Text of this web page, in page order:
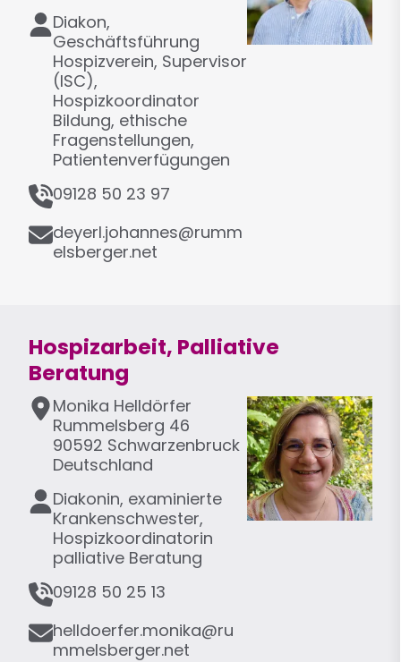
sF
u
Diakon,
Geschäftsführung
Hospizverein, Supervisor
(ISC),
Hospizkoordinator
Bildung, ethische
Fragenstellungen,
Patientenverfügungen
T
e
l
e
09128 50 23 97
E
-
deyerl.johannes@rumm
elsberger.net
Hospizarbeit, Palliative
Beratung
A
d
s
Monika Helldörfer
Rummelsberg 46
90592 Schwarzenbruck
Deutschland
F
u
i
n
Diakonin, examinierte
Krankenschwester,
Hospizkoordinatorin
palliative Beratung
T
e
l
e
09128 50 25 13
E
-
helldoerfer.monika@ru
mmelsberger.net